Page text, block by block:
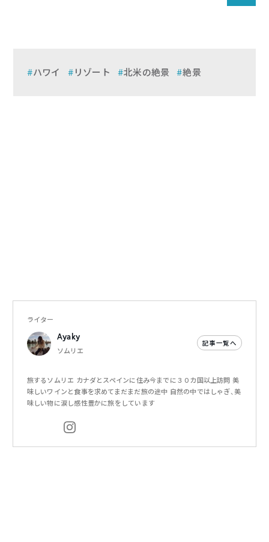
ハワイ リゾート 北米の絶景 絶景
ライター
Ayaky
ソムリエ
記事一覧へ
旅するソムリエ カナダとスペインに住み今までに３０カ国以上訪問 美
味しいワインと食事を求めてまだまだ旅の途中 自然の中ではしゃぎ、美
味しい物に涙し感性豊かに旅をしています